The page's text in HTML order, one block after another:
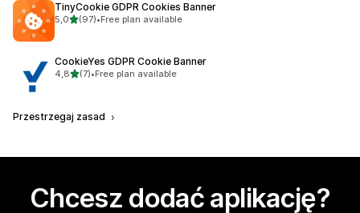
TinyCookie GDPR Cookies Banner
5,0na 5 gwiazdek
(97)
Łączna liczba recenzji: 97
•Free plan available
CookieYes GDPR Cookie Banner
4,8na 5 gwiazdek
(7)
Łączna liczba recenzji: 7
•Free plan available
Przestrzegaj zasad
Chcesz dodać aplikację?